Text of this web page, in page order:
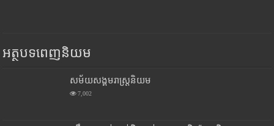
អត្ថបទពេញនិយម
សម័យសង្គមរាស្រ្តនិយម
7,002